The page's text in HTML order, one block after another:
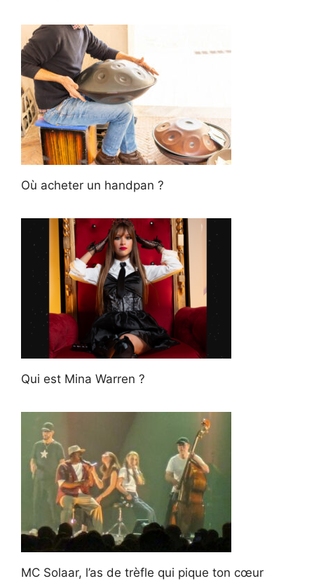
Où acheter un handpan ?
Qui est Mina Warren ?
MC Solaar, l’as de trèfle qui pique ton cœur